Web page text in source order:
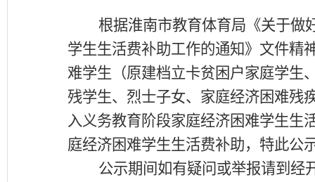
根据淮南市教育体育局《关于做好
学生生活费补助工作的通知》文件精
难学生（原建档立卡贫困户家庭学生
残学生、烈士子女、家庭经济困难残
入义务教育阶段家庭经济困难学生生
庭经济困难学生生活费补助，特此公
公示期间如有疑问或举报请到经